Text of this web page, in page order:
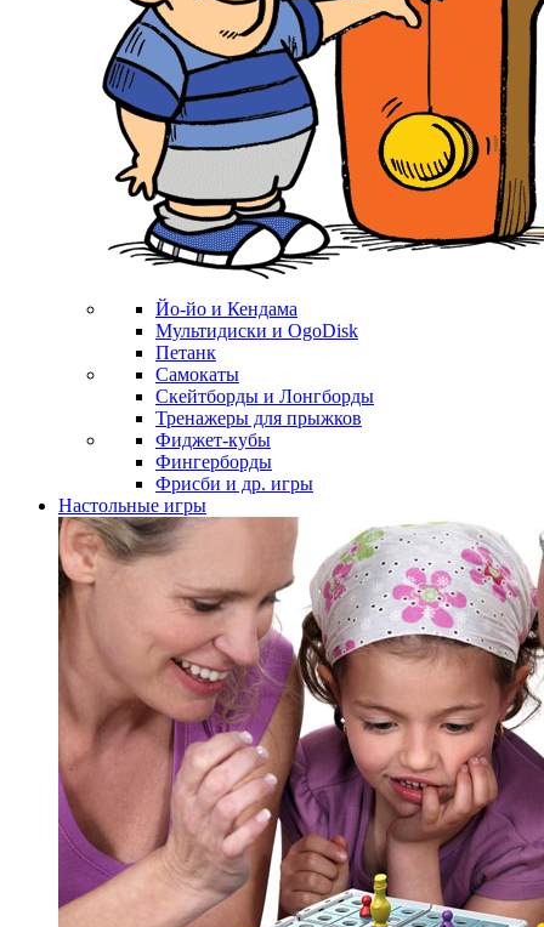
Йо-йо и Кендама
Мультидиски и OgoDisk
Петанк
Самокаты
Скейтборды и Лонгборды
Тренажеры для прыжков
Фиджет-кубы
Фингерборды
Фрисби и др. игры
Настольные игры